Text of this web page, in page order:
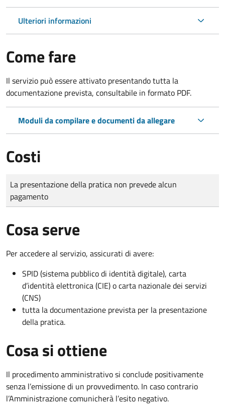
Ulteriori informazioni
Come fare
Il servizio può essere attivato presentando tutta la
documentazione prevista, consultabile in formato PDF.
Moduli da compilare e documenti da allegare
Costi
Tipo di pagamento
Importo
La presentazione della pratica non prevede alcun
pagamento
Cosa serve
Per accedere al servizio, assicurati di avere:
SPID (sistema pubblico di identità digitale), carta
d’identità elettronica (CIE) o carta nazionale dei servizi
(CNS)
tutta la documentazione prevista per la presentazione
della pratica.
Cosa si ottiene
Il procedimento amministrativo si conclude positivamente
senza l’emissione di un provvedimento. In caso contrario
l’Amministrazione comunicherà l’esito negativo.